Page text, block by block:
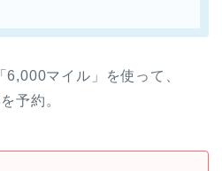
マイル」を使って、
予約。